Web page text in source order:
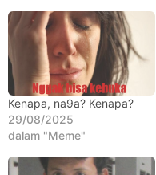
h
u
a
g
o
Kenapa, na9a? Kenapa?
29/08/2025
dalam "Meme"